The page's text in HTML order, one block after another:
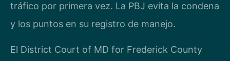
tráfico por primera vez. La PBJ evita la condena
y los puntos en su registro de manejo.
El District Court of MD for Frederick County